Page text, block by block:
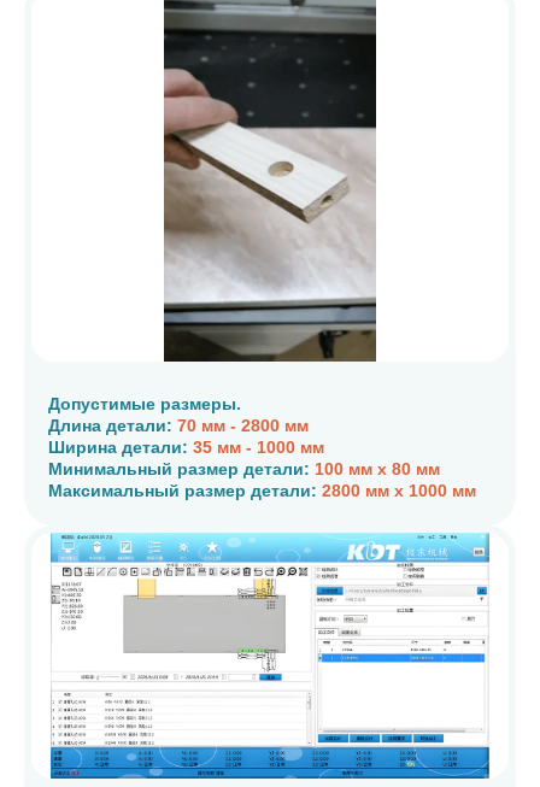
Допустимые размеры.
Длина детали: 70 мм - 2800 мм
Ширина детали: 35 мм - 1000 мм
Минимальный размер детали: 100 мм х 80 мм
Максимальный размер детали: 2800 мм х 1000 мм